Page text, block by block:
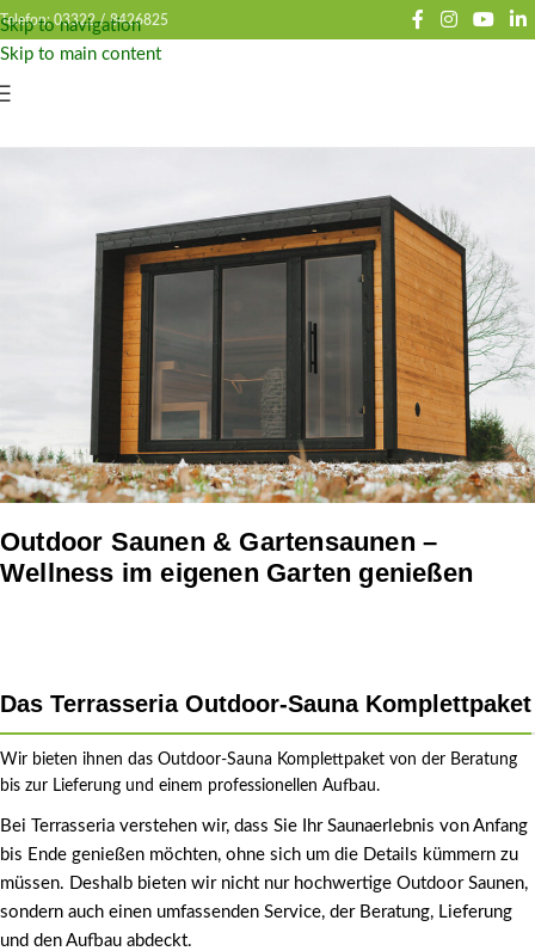
Skip to navigation
Skip to main content
Telefon: 03322 /8426825
Outdoor Saunen & Gartensaunen –
Wellness im eigenen Garten genießen
Das Terrasseria Outdoor-Sauna Komplettpaket
Wir bieten ihnen das Outdoor-Sauna Komplettpaket von der Beratung
bis zur Lieferung und einem professionellen Aufbau.
Bei Terrasseria verstehen wir, dass Sie Ihr Saunaerlebnis von Anfang
bis Ende genießen möchten, ohne sich um die Details kümmern zu
müssen. Deshalb bieten wir nicht nur hochwertige Outdoor Saunen,
sondern auch einen umfassenden Service, der Beratung, Lieferung
und den Aufbau abdeckt.